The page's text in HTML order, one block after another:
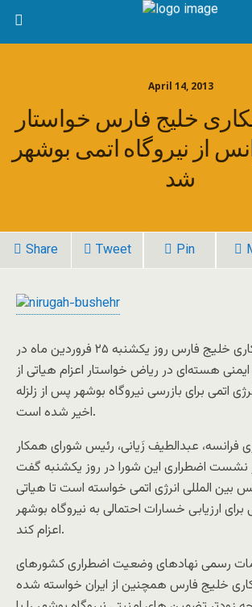
April 14, 2013
خليج فارس خواستار
از نيروگاه اتمی بوشهر
شد
Share Tweet Pin
شورای همکاری خليج فارس روز یکشنبه ۲۵ فروردين ماه در
هسته‌ای در رياض خواستار اعزام هياتی از
اتمی برای بازرسی نيروگاه بوشهر پس از زلزله
اخیر شده است.
فرانسه، عبدالطيف زَيانی، رئيس شورای همکار
اضطراری اين شورا در روز يکشنبه گفت
بین المللی انرژی اتمی خواسته است تا هياتی
برای ارزیابی خسارات احتمالی به نيروگاه بوشهر
اعزام کند.
رسمی نهادهای وضعيت اضطراری کشورهای
خليج فارس همچنین از ايران خواسته شده